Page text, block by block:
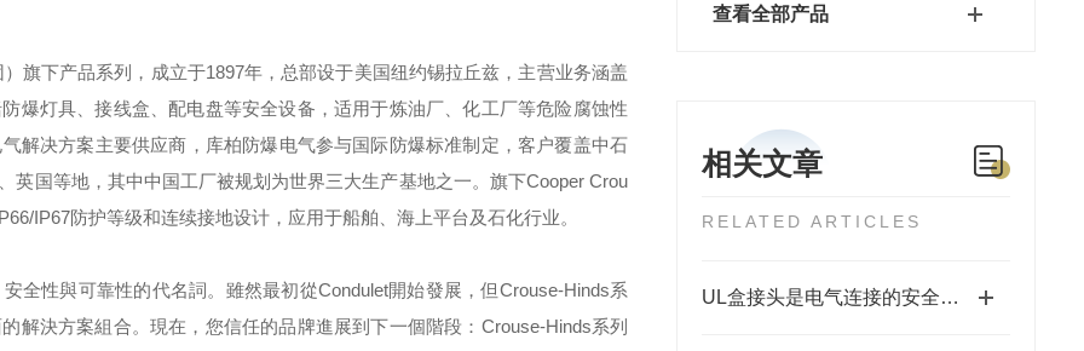
查看全部产品
相关文章
RELATED ARTICLES
UL盒接头是电气连接的安全守护者
旗下产品系列，成立于1897年，总部设于美国纽约锡拉丘兹，主营业务涵盖
爆灯具、接线盒、配电盘等安全设备，适用于炼油厂、化工厂等危险腐蚀性
解决方案主要供应商，库柏防爆电气参与国际防爆标准制定，客户覆盖中石
英国等地，其中中国工厂被规划为世界三大生产基地之一。旗下Cooper Crou
IP67防护等级和连续接地设计，应用于船舶、海上平台及石化行业。
全性與可靠性的代名詞。雖然最初從Condulet開始發展，但Crouse-Hinds系
解決方案組合。現在，您信任的品牌進展到下一個階段： Crouse-Hinds系列